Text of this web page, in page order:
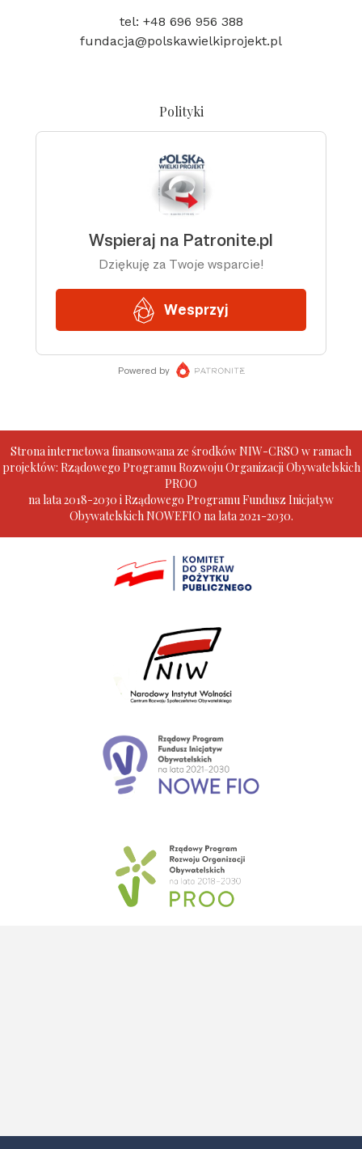
tel: +48 696 956 388
fundacja@polskawielkiprojekt.pl
Polityki
Strona internetowa finansowana ze środków NIW-CRSO w ramach
projektów: Rządowego Programu Rozwoju Organizacji Obywatelskich
PROO
na lata 2018-2030 i Rządowego Programu Fundusz Inicjatyw
Obywatelskich NOWEFIO na lata 2021-2030.